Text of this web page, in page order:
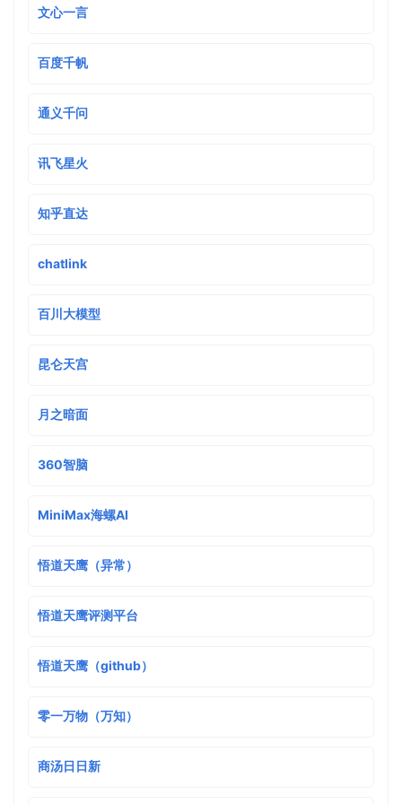
文心一言
百度千帆
通义千问
讯飞星火
知乎直达
chatlink
百川大模型
昆仑天宫
月之暗面
360智脑
MiniMax海螺AI
悟道天鹰（异常）
悟道天鹰评测平台
悟道天鹰（github）
零一万物（万知）
商汤日日新